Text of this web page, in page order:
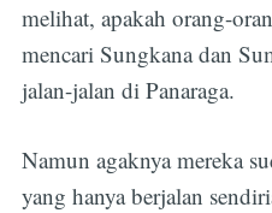
melihat, apakah orang-
mencari Sungkana dan
jalan-jalan di Panaraga.
Namun agaknya mereka
yang hanya berjalan